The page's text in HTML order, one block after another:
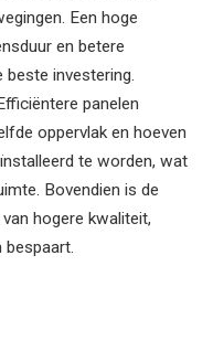
Een hoge
en betere
investering.
panelen
oppervlak en hoeven
te worden, wat
Bovendien is de
hogere kwaliteit,